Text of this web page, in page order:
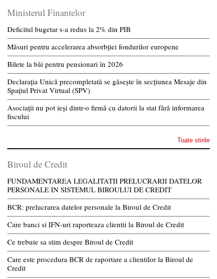
Ministerul Finantelor
Deficitul bugetar s-a redus la 2% din PIB
Măsuri pentru accelerarea absorbției fondurilor europene
Bilete la băi pentru pensionari în 2026
Declarația Unică precompletată se găsește în secțiunea Mesaje din
Spațiul Privat Virtual (SPV)
Asociații nu pot ieși dintr-o firmă cu datorii la stat fără informarea
fiscului
Toate stirile
Biroul de Credit
FUNDAMENTAREA LEGALITATII PRELUCRARII DATELOR
PERSONALE IN SISTEMUL BIROULUI DE CREDIT
BCR: prelucrarea datelor personale la Biroul de Credit
Care banci si IFN-uri raporteaza clientii la Biroul de Credit
Ce trebuie sa stim despre Biroul de Credit
Care este procedura BCR de raportare a clientilor la Biroul de
Credit